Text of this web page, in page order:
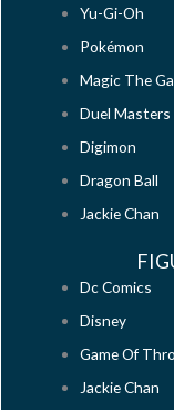
Yu-Gi-Oh
Pokémon
Magic The
Duel Masters
Digimon
Dragon Ball
Jackie Chan
Dc Comics
Disney
Game Of
Jackie Chan